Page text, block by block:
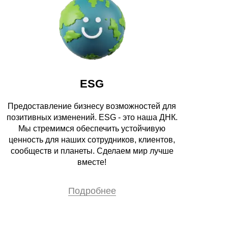
ESG
Предоставление бизнесу возможностей для
позитивных изменений. ESG - это наша ДНК.
Мы стремимся обеспечить устойчивую
ценность для наших сотрудников, клиентов,
сообществ и планеты. Сделаем мир лучше
вместе!
Подробнее